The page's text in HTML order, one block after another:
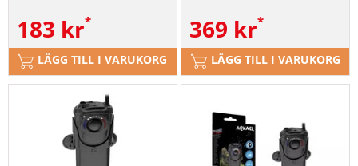
183 kr
LÄGG TILL I VARUKORG
369 kr
LÄGG TILL I VARUKORG